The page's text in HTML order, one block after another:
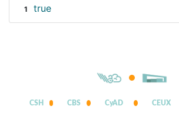
1 true
CSH CBS CyAD CEUX